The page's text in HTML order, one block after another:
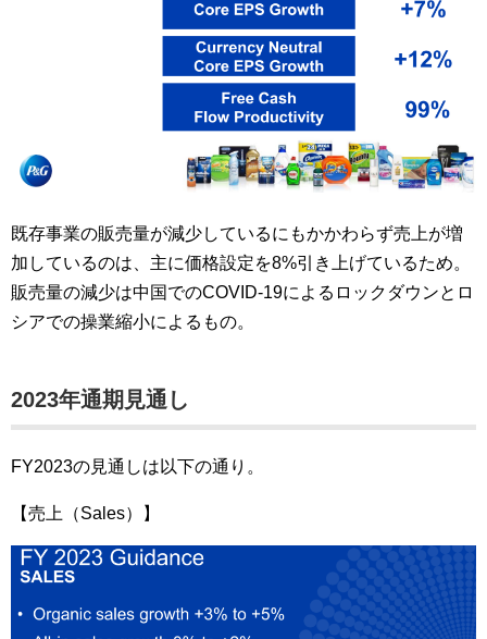
既存事業の販売量が減少しているにもかかわらず売上が増
加しているのは、主に価格設定を8%引き上げているため。
販売量の減少は中国でのCOVID-19によるロックダウンとロ
シアでの操業縮小によるもの。
2023年通期見通し
FY2023の見通しは以下の通り。
【売上（Sales）】